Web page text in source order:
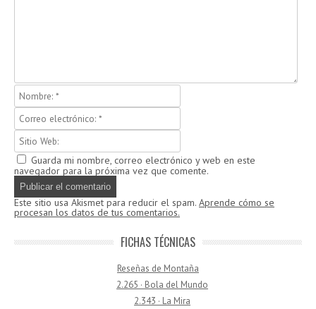
Guarda mi nombre, correo electrónico y web en este
navegador para la próxima vez que comente.
Este sitio usa Akismet para reducir el spam. Aprende cómo se
procesan los datos de tus comentarios.
FICHAS TÉCNICAS
Reseñas de Montaña
2.265 · Bola del Mundo
2.343 · La Mira